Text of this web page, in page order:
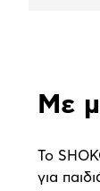
Με
Το
για